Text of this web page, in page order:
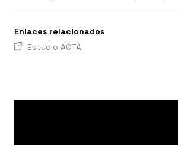
Enlaces relacionados
Estudio ACTA